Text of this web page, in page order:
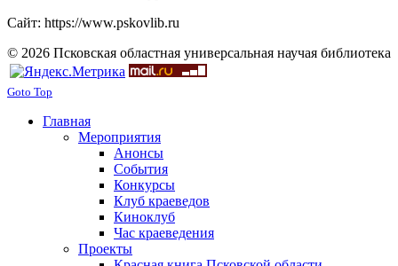
Сайт: https://www.pskovlib.ru
© 2026 Псковская областная универсальная научая библиотека
Goto Top
Главная
Мероприятия
Анонсы
События
Конкурсы
Клуб краеведов
Киноклуб
Час краеведения
Проекты